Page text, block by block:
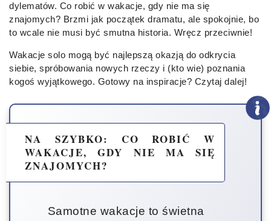
dylematów. Co robić w wakacje, gdy nie ma się
znajomych? Brzmi jak początek dramatu, ale spokojnie, bo
to wcale nie musi być smutna historia. Wręcz przeciwnie!
Wakacje solo mogą być najlepszą okazją do odkrycia
siebie, spróbowania nowych rzeczy i (kto wie) poznania
kogoś wyjątkowego. Gotowy na inspiracje? Czytaj dalej!
NA SZYBKO: CO ROBIĆ W
WAKACJE, GDY NIE MA SIĘ
ZNAJOMYCH?
Samotne wakacje to świetna